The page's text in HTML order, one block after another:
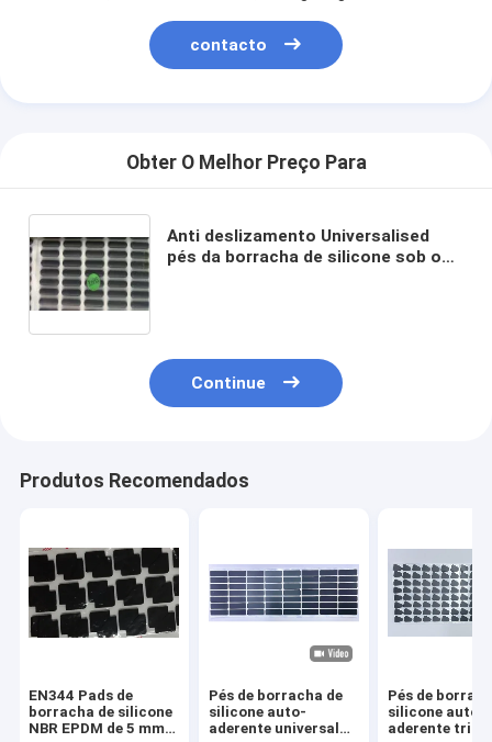
contacto
Obter O Melhor Preço Para
Anti deslizamento Universalised
pés da borracha de silicone sob o
Continue
Produtos Recomendados
EN344 Pads de
borracha de silicone
NBR EPDM de 5 mm
Pés de borracha de
silicone auto-
aderente universal
Pés de
silicone auto-
aderente